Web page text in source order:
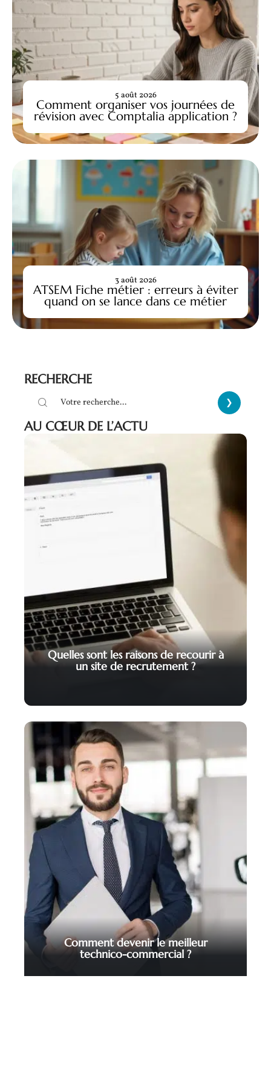
Comment organiser vos journées de
révision avec Comptalia application ?
5 août 2026
ATSEM Fiche métier : erreurs à éviter
quand on se lance dans ce métier
3 août 2026
RECHERCHE
AU CŒUR DE L’ACTU
Quelles sont les raisons de recourir à
un site de recrutement ?
Comment devenir le meilleur
technico-commercial ?